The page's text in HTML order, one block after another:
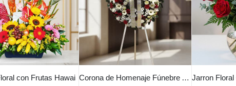
con Frutas Hawai Corona de Homenaje Fúnebre Ararat 🕊️